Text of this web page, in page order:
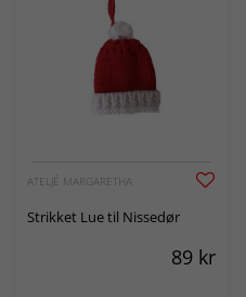
ATELJÉ MARGARETHA
Strikket Lue til Nissedør
89 kr